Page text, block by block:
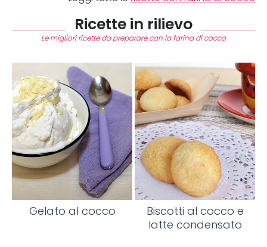
Ricette in rilievo
Le migliori ricette da preparare con la farina di cocco
Gelato al cocco
Biscotti al cocco e
latte condensato